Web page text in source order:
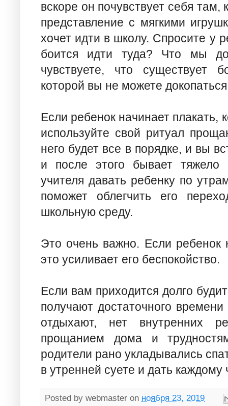
вскоре он почувствует себя
представление с мягкими
хочет идти в школу. Спросите у
боится идти туда? Что мы
чувствуете, что существует
которой вы не можете
Если ребенок начинает плакать,
используйте свой ритуал
него будет все в порядке, и вы
и после этого бывает тяжело
учителя давать ребенку по
поможет облегчить его
школьную среду.
Это очень важно. Если
это усиливает его беспокойство.
Если вам приходится долго
получают достаточного
отдыхают, нет внутренних
прощанием дома и
родители рано укладывались
в утренней суете и дать
Posted by webmaster on ноября 23, 2019